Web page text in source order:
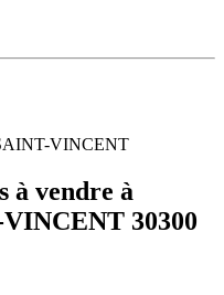
VINCENT
à vendre à
30300